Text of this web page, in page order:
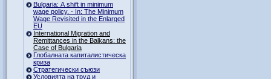
Bulgaria: A shift in minimum
wage policy. - In: The Minimum
Wage Revisited in the Enlarged
EU
International Migration and
Remittances in the Balkans: the
Case of Bulgaria
Глобалната капиталистическа
криза
Стратегически съюзи
Условията на труд и